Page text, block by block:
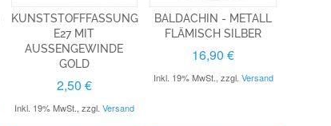
KUNSTSTOFFFASSUNG
E27 MIT
AUSSENGEWINDE G
OLD
2,50 €
Inkl. 19% MwSt., zzgl. Versand
BALDACHIN - METALL
FLÄMISCH SILBER
16,90 €
Inkl. 19% MwSt., zzgl. Versand